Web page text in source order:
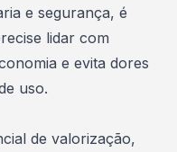
e segurança, é
lidar com
e evita dores
uso.
de valorização,